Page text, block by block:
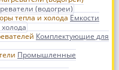
(водогреи)
Емкости
Комплектующие для
Промышленные